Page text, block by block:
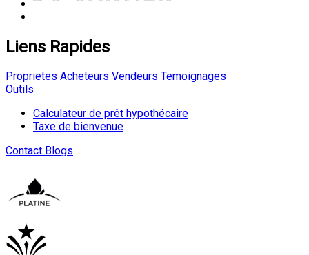
Liens Rapides
Proprietes Acheteurs Vendeurs Temoignages
Outils
Calculateur de prêt hypothécaire
Taxe de bienvenue
Contact Blogs